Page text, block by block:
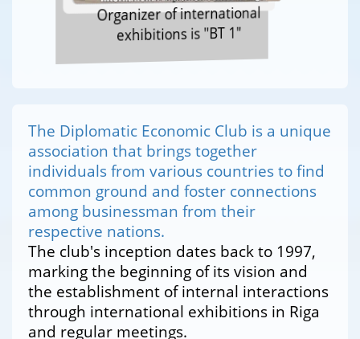
Organizer of international
exhibitions is "BT 1"
The Diplomatic Economic Club is a unique
association that brings together
individuals from various countries to find
common ground and foster connections
among businessman from their
respective nations.
The club's inception dates back to 1997,
marking the beginning of its vision and
the establishment of internal interactions
through international exhibitions in Riga
and regular meetings.